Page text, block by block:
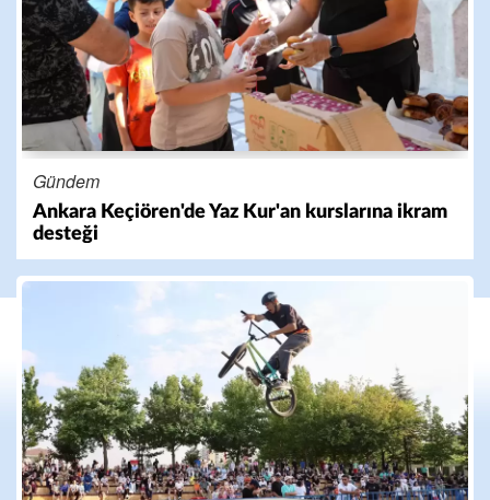
Gündem
Ankara Keçiören'de Yaz Kur'an kurslarına ikram
desteği